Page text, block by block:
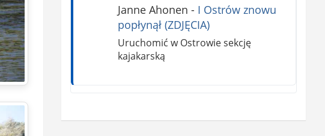
Janne Ahonen - I Ostrów znowu
popłynął (ZDJĘCIA)
Uruchomić w Ostrowie sekcję
kajakarską